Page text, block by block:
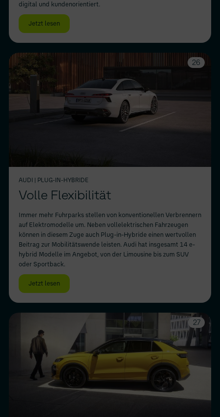
digital und kundenorientiert.
Jetzt lesen
26
AUDI | PLUG-IN-HYBRIDE
Volle Flexibilität
Immer mehr Fuhrparks stellen von konventionellen Verbrennern
auf Elektromodelle um. Neben vollelektrischen Fahrzeugen
können in diesem Zuge auch Plug-in-Hybride einen wertvollen
Beitrag zur Mobilitätswende leisten. Audi hat insgesamt 14 e-
hybrid Modelle im Angebot, von der Limousine bis zum SUV
oder Sportback.
Jetzt lesen
27